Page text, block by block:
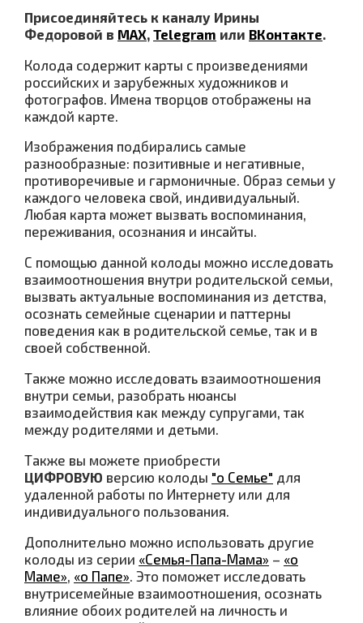
Присоединяйтесь к каналу Ирины
Федоровой в МАХ, Telegram или ВКонтакте.
Колода содержит карты с произведениями
российских и зарубежных художников и
фотографов. Имена творцов отображены на
каждой карте.
Изображения подбирались самые
разнообразные: позитивные и негативные,
противоречивые и гармоничные. Образ семьи у
каждого человека свой, индивидуальный.
Любая карта может вызвать воспоминания,
переживания, осознания и инсайты.
С помощью данной колоды можно исследовать
взаимоотношения внутри родительской семьи,
вызвать актуальные воспоминания из детства,
осознать семейные сценарии и паттерны
поведения как в родительской семье, так и в
своей собственной.
Также можно исследовать взаимоотношения
внутри семьи, разобрать нюансы
взаимодействия как между супругами, так
между родителями и детьми.
Также вы можете приобрести
ЦИФРОВУЮ версию колоды "о Семье" для
удаленной работы по Интернету или для
индивидуального пользования.
Дополнительно можно использовать другие
колоды из серии «Семья-Папа-Мама» – «о
Маме» «о Папе» . Это поможет исследовать
внутрисемейные взаимоотношения, осознать
влияние обоих родителей на личность и